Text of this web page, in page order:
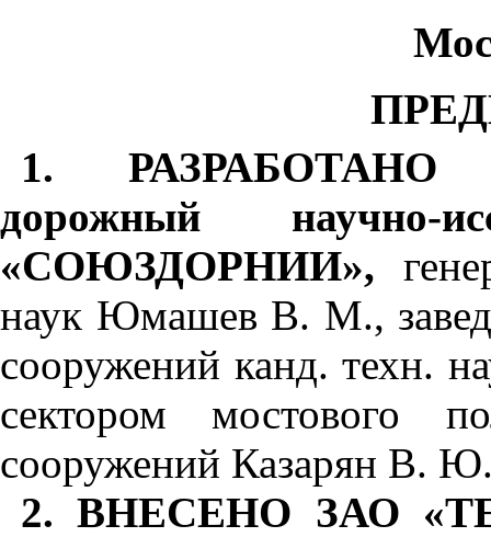
1.
дорожный научно-
«СОЮЗДОРНИИ»,
наук Юмашев В. М.,
сооружений канд. техн. н
сектором мостового
сооружений Казарян В.
2. ВНЕСЕНО ЗАО «